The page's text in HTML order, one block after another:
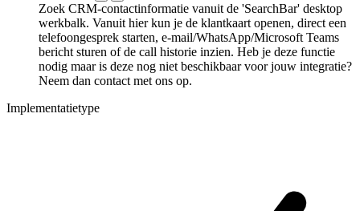
Zoek CRM-contactinformatie vanuit de 'SearchBar' desktop
werkbalk. Vanuit hier kun je de klantkaart openen, direct een
telefoongesprek starten, e-mail/WhatsApp/Microsoft Teams
bericht sturen of de call historie inzien. Heb je deze functie
nodig maar is deze nog niet beschikbaar voor jouw integratie?
Neem dan contact met ons op.
Implementatietype